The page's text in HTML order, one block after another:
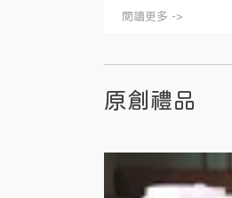
閱讀更多 ->
原創禮品